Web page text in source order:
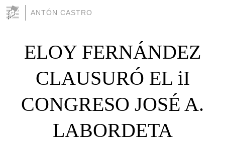
ANTÓN CASTRO
ELOY FERNÁNDEZ
CLAUSURÓ EL iI
CONGRESO JOSÉ A.
LABORDETA